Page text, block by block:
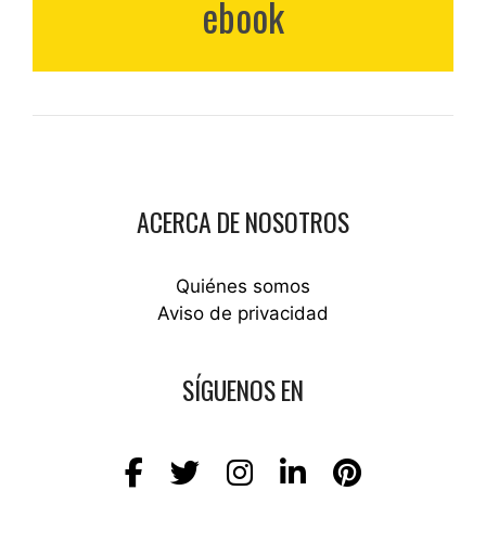
ebook
ACERCA DE NOSOTROS
Quiénes somos
Aviso de privacidad
SÍGUENOS EN